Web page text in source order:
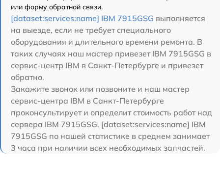
или форму обратной связи.
[dataset:services:name] IBM 7915GSG выполняется
на выезде, если не требует специального
оборудования и длительного времени ремонта. В
таких случаях наш мастер привезет IBM 7915GSG в
сервис-центр IBM в Санкт-Петербурге и привезет
обратно.
Закажите звонок или позвоните и наш мастер
сервис-центра IBM в Санкт-Петербурге
проконсультирует и определит стоимость работ над
сервера IBM 7915GSG. [dataset:services:name] IBM
7915GSG по нашей статистике в среднем занимает
3 часа при наличии всех необходимых запчастей.